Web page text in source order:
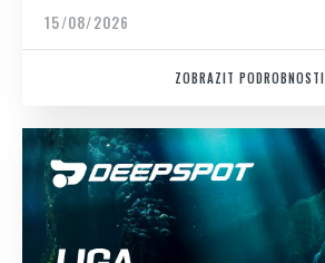
15/08/2026
ZOBRAZIT PODROBNOSTI